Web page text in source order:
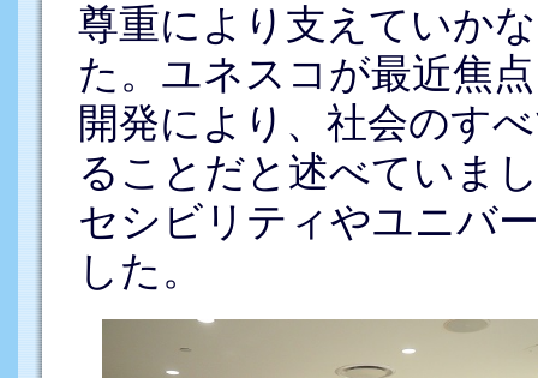
尊重により支えていか
た。ユネスコが最近焦
開発により、社会のす
ることだと述べていま
セシビリティやユニバ
した。